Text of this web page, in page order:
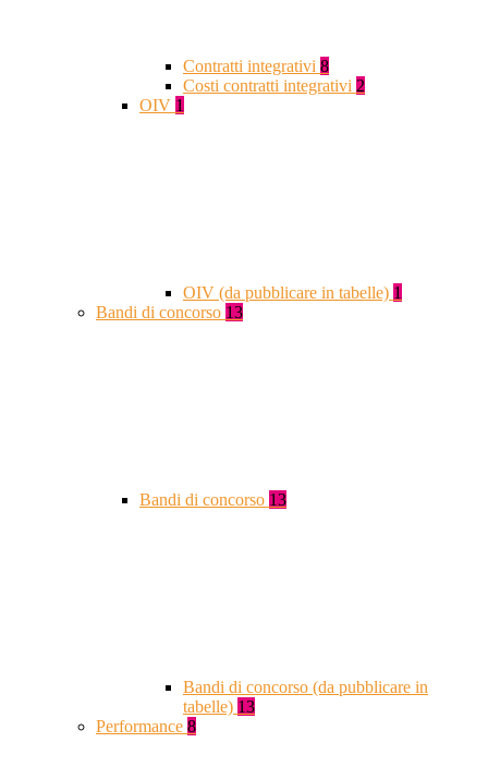
Contratti integrativi 8
Costi contratti integrativi 2
OIV 1
OIV (da pubblicare in tabelle) 1
Bandi di concorso 13
Bandi di concorso 13
Bandi di concorso (da pubblicare in
tabelle) 13
Performance 8